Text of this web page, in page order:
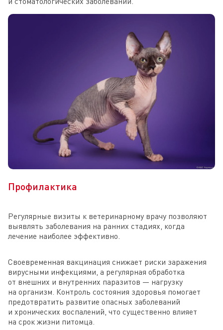
Профилактика
Регулярные визиты к ветеринарному врачу позволяют
выявлять заболевания на ранних стадиях, когда
лечение наиболее эффективно.
Своевременная вакцинация снижает риски заражения
вирусными инфекциями, а регулярная обработка
от внешних и внутренних паразитов — нагрузку
на организм. Контроль состояния здоровья помогает
предотвратить развитие опасных заболеваний
и хронических воспалений, что существенно влияет
на срок жизни питомца.